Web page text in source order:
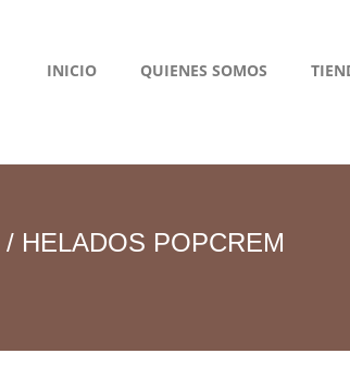
INICIO QUIENES SOMOS
/ HELADOS POPCREM